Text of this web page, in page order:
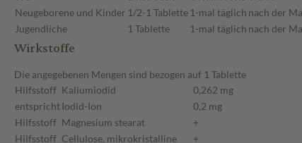
Neugeborene und Kinder 1/2-1 Tablette 1-mal täglich nach der
Jugendliche
1 Tablette 1-mal täglich nach der
Wirkstoffe
Die angegebenen Mengen sind bezogen auf 1 Tablette
Hilfsstoff Kaliumiodid
0,262 mg
entsprichtIodid-Ion
0,2 mg
Hilfsstoff Magnesium stearat
+
Hilfsstoff Cellulose, mikrokristalline
+